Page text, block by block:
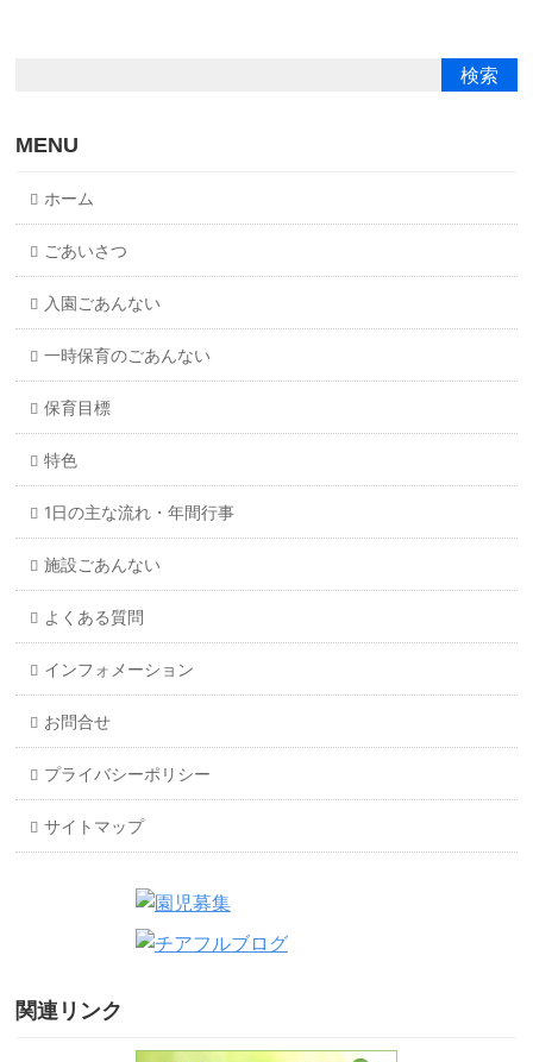
MENU
ホーム
ごあいさつ
入園ごあんない
一時保育のごあんない
保育目標
特色
1日の主な流れ・年間行事
施設ごあんない
よくある質問
インフォメーション
お問合せ
プライバシーポリシー
サイトマップ
関連リンク